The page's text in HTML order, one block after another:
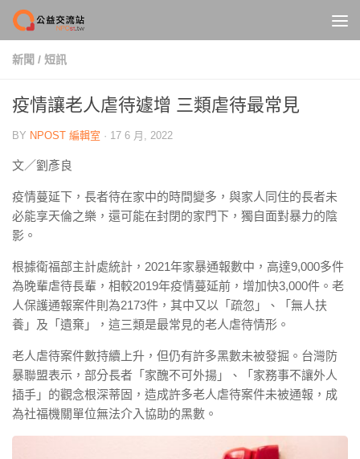
Skip to content
新聞 / 短訊
疫情讓老人虐待遽增 三類虐待最常見
BY NPOST 編輯室 · 17 6 月, 2022
文／劉彥良
疫情蔓延下，長者待在家中的時間變多，與家人同住的長者未
必能享天倫之樂，還可能在封閉的家門下，獨自面對暴力的陰
影。
根據衛福部主計處統計，2021年家暴通報數中，高達9,000多件
為晚輩虐待長輩，相較2019年疫情蔓延前，增加快3,000件。老
人保護通報案件則為2173件，其中又以「疏忽」、「無人扶
養」及「遺棄」，這三類是最常見的老人虐待情形。
老人虐待案件數持續上升，但仍有許多黑數未被發掘。台灣防
暴聯盟表示，部分長者「家醜不可外揚」、「家務事不讓外人
插手」的觀念根深蒂固，造成許多老人虐待案件未被通報，成
為社福機關單位無法介入協助的黑數。